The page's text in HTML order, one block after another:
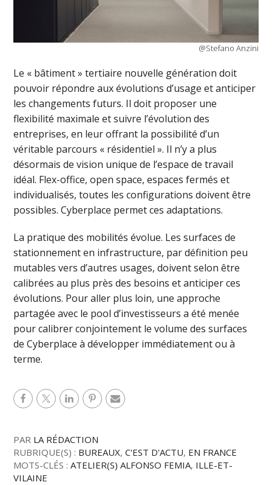
@Stefano Anzini
Le « bâtiment » tertiaire nouvelle génération doit
pouvoir répondre aux évolutions d’usage et anticiper
les changements futurs. Il doit proposer une
flexibilité maximale et suivre l’évolution des
entreprises, en leur offrant la possibilité d’un
véritable parcours « résidentiel ». Il n’y a plus
désormais de vision unique de l’espace de travail
idéal. Flex-office, open space, espaces fermés et
individualisés, toutes les configurations doivent être
possibles. Cyberplace permet ces adaptations.
La pratique des mobilités évolue. Les surfaces de
stationnement en infrastructure, par définition peu
mutables vers d’autres usages, doivent selon être
calibrées au plus près des besoins et anticiper ces
évolutions. Pour aller plus loin, une approche
partagée avec le pool d’investisseurs a été menée
pour calibrer conjointement le volume des surfaces
de Cyberplace à développer immédiatement ou à
terme.
PAR LA RÉDACTION
RUBRIQUE(S) : BUREAUX,C'EST D'ACTU, EN FRANCE
MOTS-CLÉS :ATELIER(S) ALFONSO FEMIA, ILLE-ET-
VILAINE